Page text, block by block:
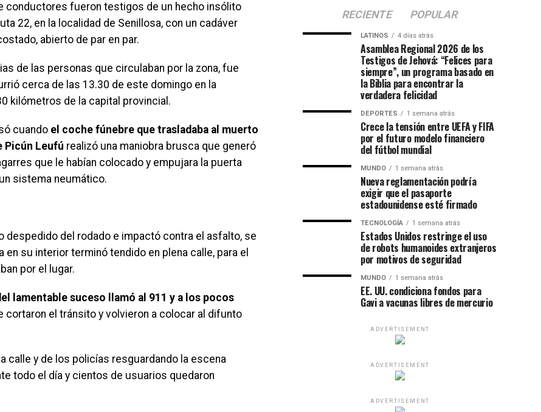
conductores fueron testigos de un hecho insólito
22, en la localidad de Senillosa, con un cadáver
abierto de par en par.
de las personas que circulaban por la zona, fue
cerca de las 13.30 de este domingo en la
kilómetros de la capital provincial.
cuando el coche fúnebre que trasladaba al muerto
Picún Leufú realizó una maniobra brusca que generó
que le habían colocado y empujara la puerta
sistema neumático.
despedido del rodado e impactó contra el asfalto, se
su interior terminó tendido en plena calle, para el
por el lugar.
lamentable suceso llamó al 911 y a los pocos
cortaron el tránsito y volvieron a colocar al difunto
calle y de los policías resguardando la escena
todo el día y cientos de usuarios quedaron
RECIENTE POPULAR
LATINOS 4 días atrás
Asamblea Regional 2026 de los
Testigos de Jehová: “Felices para
siempre”, un programa basado en
la Biblia para encontrar la
verdadera felicidad
DEPORTES 1 semana atrás
Crece la tensión entre UEFA y FIFA
por el futuro modelo financiero
del fútbol mundial
MUNDO 1 semana atrás
Nueva reglamentación podría
exigir que el pasaporte
estadounidense esté firmado
TECNOLOGÍA 1 semana atrás
Estados Unidos restringe el uso
de robots humanoides extranjeros
por motivos de seguridad
MUNDO 1 semana atrás
EE. UU. condiciona fondos para
Gavi a vacunas libres de mercurio
ADVERTISEMENT
ADVERTISEMENT
ADVERTISEMENT